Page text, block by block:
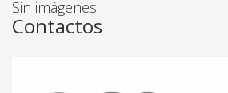
Sin imágenes
Contactos